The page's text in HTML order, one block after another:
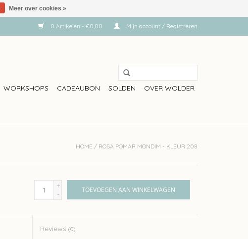
0 Artikelen - €0,00 Mijn account / Registreren
WORKSHOPS CADEAUBON SOLDEN OVER WOLDER
HOME / ROSA POMAR MONDIM - KLEUR 208
+
-
TOEVOEGEN AAN WINKELWAGEN
Reviews(0)
Meer over cookies »